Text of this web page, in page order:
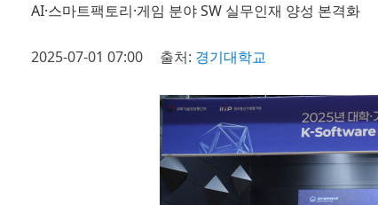
AI·스마트팩토리·게임 분야 SW 실무인재 양성 본격화
2025-07-01 07:00 출처: 경기대학교